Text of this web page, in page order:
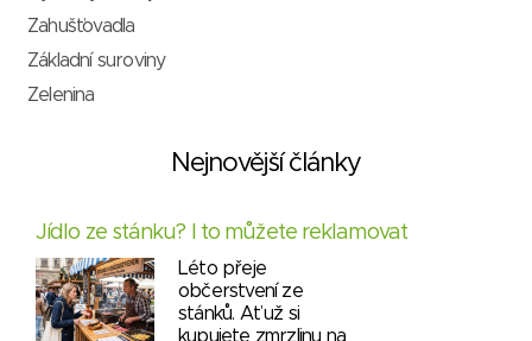
Zahušťovadla
Základní suroviny
Zelenina
Nejnovější články
Jídlo ze stánku? I to můžete reklamovat
Léto přeje
občerstvení ze
stánků. Ať už si
kupujete zmrzlinu na